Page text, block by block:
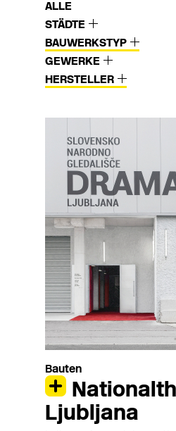
ALLE
STÄDTE
BAUWERKSTYP
GEWERKE
HERSTELLER
Bauten
Ljubljana